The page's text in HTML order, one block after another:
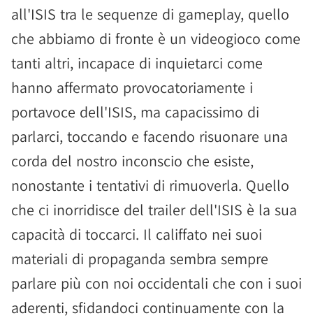
all'ISIS tra le sequenze di gameplay, quello
che abbiamo di fronte è un videogioco come
tanti altri, incapace di inquietarci come
hanno affermato provocatoriamente i
portavoce dell'ISIS, ma capacissimo di
parlarci, toccando e facendo risuonare una
corda del nostro inconscio che esiste,
nonostante i tentativi di rimuoverla. Quello
che ci inorridisce del trailer dell'ISIS è la sua
capacità di toccarci. Il califfato nei suoi
materiali di propaganda sembra sempre
parlare più con noi occidentali che con i suoi
aderenti, sfidandoci continuamente con la